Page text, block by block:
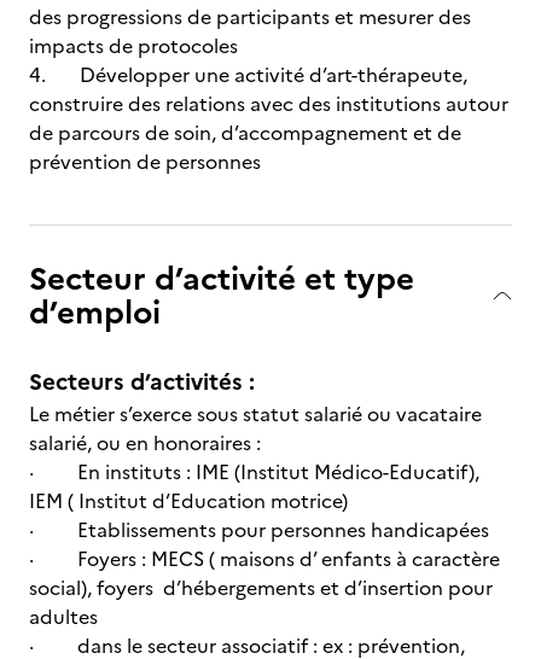
des progressions de participants et mesurer des
impacts de protocoles
4. Développer une activité d’art-thérapeute,
construire des relations avec des institutions autour
de parcours de soin, d’accompagnement et de
prévention de personnes
Secteur d’activité et type
d’emploi
Secteurs d’activités :
Le métier s’exerce sous statut salarié ou vacataire
salarié, ou en honoraires :
· En instituts : IME (Institut Médico-Educatif),
IEM ( Institut d’Education motrice)
· Etablissements pour personnes handicapées
· Foyers : MECS ( maisons d’ enfants à caractère
social), foyers d’hébergements et d’insertion pour
adultes
· dans le secteur associatif : ex : prévention,